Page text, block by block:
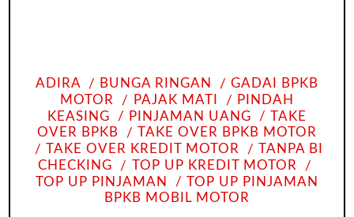
ADIRA BUNGA RINGAN
GADAI BPKB
MOTOR
PAJAK MATI
PINDAH
KEASING
PINJAMAN UANG
TAKE
OVER BPKB
TAKE OVER BPKB MOTOR
TAKE OVER KREDIT MOTOR
TANPA BI
CHECKING
TOP UP KREDIT MOTOR
TOP UP PINJAMAN
TOP UP PINJAMAN
BPKB MOBIL MOTOR